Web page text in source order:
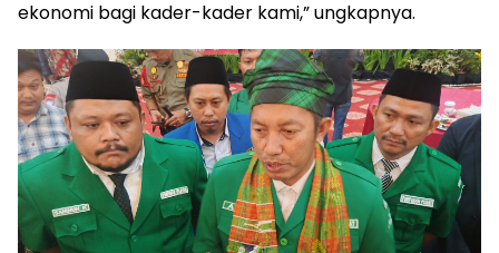
ekonomi bagi kader-kader kami,” ungkapnya.